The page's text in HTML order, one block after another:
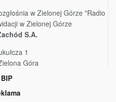
w Zielonej Górze "Radio
w Zielonej Górze
S.A.
1
Góra
BIP